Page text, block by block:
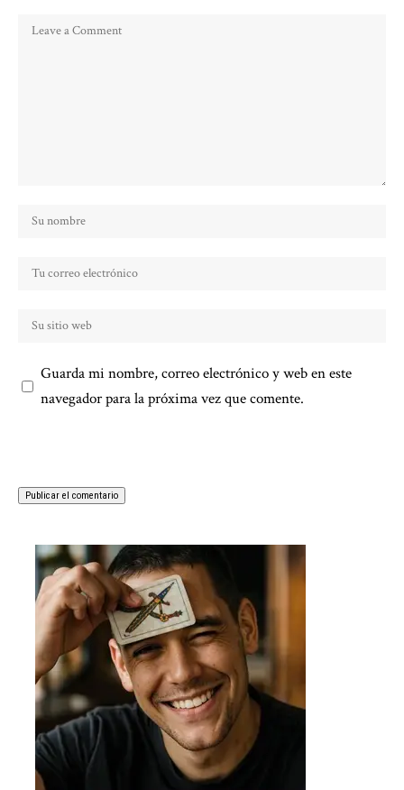
Guarda mi nombre, correo electrónico y web en este
navegador para la próxima vez que comente.